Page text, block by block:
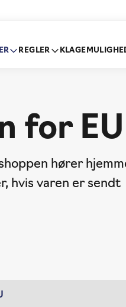
REGLER
for EU
hører
hvis varen er sendt